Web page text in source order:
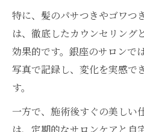
特に、髪のパサつきやゴワつ
は、徹底したカウンセリング
効果的です。銀座のサロンで
写真で記録し、変化を実感で
す。
一方で、施術後すぐの美しい